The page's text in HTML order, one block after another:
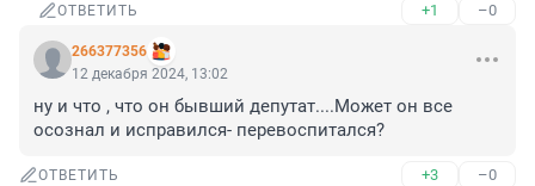
ОТВЕТИТЬ +1 –0
266377356
12 декабря 2024, 13:02
ну и что , что он бывший депутат....Может он все
осознал и исправился- перевоспитался?
ОТВЕТИТЬ +3 –0